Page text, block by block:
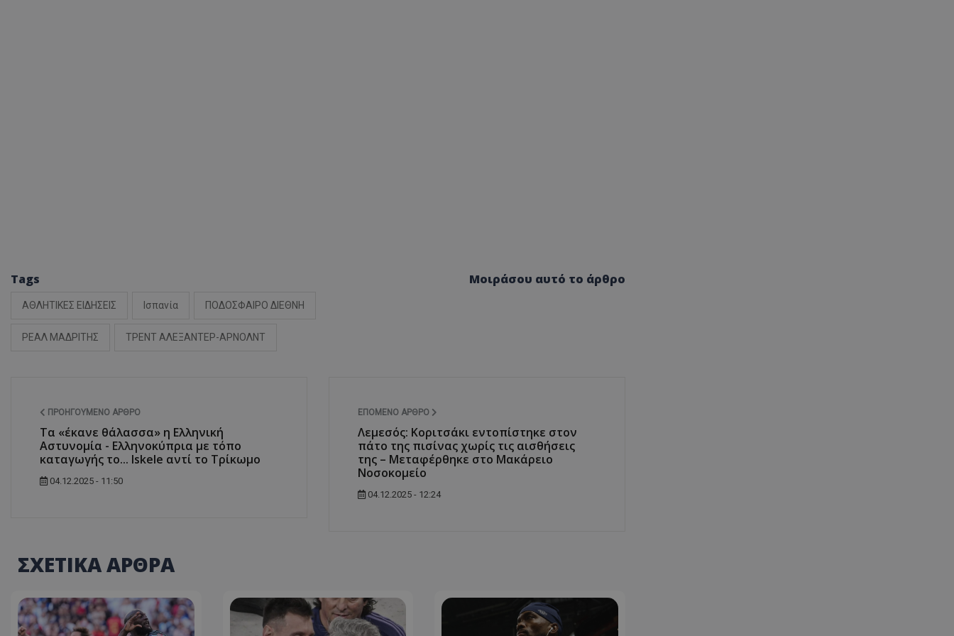
Tags
ΑΘΛΗΤΙΚΕΣ ΕΙΔΗΣΕΙΣ Ισπανία ΠΟΔΟΣΦΑΙΡΟ ΔΙΕΘΝΗ
ΡΕΑΛ ΜΑΔΡΙΤΗΣ ΤΡΕΝΤ ΑΛΕΞΑΝΤΕΡ-ΑΡΝΟΛΝΤ
Μοιράσου αυτό το άρθρο
ΠΡΟΗΓΟΎΜΕΝΟ ΆΡΘΡΟ
Τα «έκανε θάλασσα» η Ελληνική
Αστυνομία - Ελληνοκύπρια με τόπο
καταγωγής το... Iskele αντί το Τρίκωμο
04.12.2025 - 11:50
ΕΠΌΜΕΝΟ ΆΡΘΡΟ
Λεμεσός: Κοριτσάκι εντοπίστηκε στον
πάτο της πισίνας χωρίς τις αισθήσεις
της – Μεταφέρθηκε στο Μακάρειο
Νοσοκομείο
04.12.2025 - 12:24
ΣΧΕΤΙΚΑ ΑΡΘΡΑ